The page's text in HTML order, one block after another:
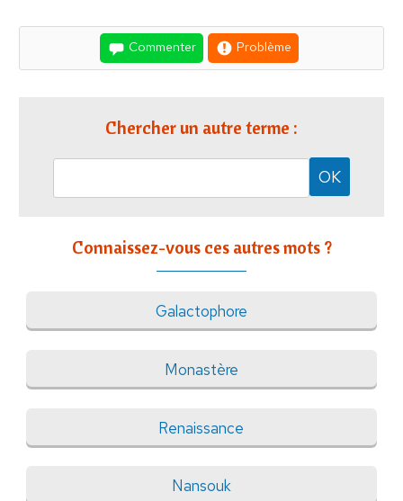
Commenter Problème
Chercher un autre terme :
Connaissez-vous ces autres mots ?
Galactophore
Monastère
Renaissance
Nansouk